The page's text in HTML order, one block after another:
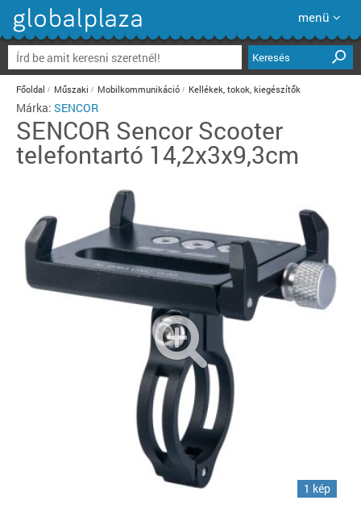
menü
Keresés
Főoldal Műszaki Mobilkommunikáció Kellékek, tokok, kiegészítők
Márka: SENCOR
SENCOR Sencor Scooter
telefontartó 14,2x3x9,3cm
1 kép